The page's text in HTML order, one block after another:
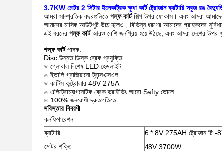
3.7KW মোটর 2 সিটার ইলেকট্রিক ক্ষুধা কার্ট ট্রোজান ব্যাটারি সবুজ রঙ
আমরা সাম্প্রতিক বছরগুলিতেগল্ফ কার্টশিল্প উপর ফোকাস। এবং আমরা আমাদের
আমাদের মাসিক আউটপুট উচ্চ হলেও
, বিভিন্ন ধরণের আমাদের গ্রাহকদের
এই ধরনের গল্ফ কার্টআরও বেশি জনপ্রিয় হয়ে উঠছে, এবং আমরা দেশের উপর
গল্ফ কার্টপালক:
Disc উন্নত ডিস্ক ব্রেক প্রযুক্তি
※ গ্লোবাল বিশেষ LED হেডলাইট
※ ইতালি গ্রাজিয়ানো ট্রান্সএক্সএল
※ কার্টিস কন্ট্রোলার 48V 275A
※ এলিট্রোম্যাগনেটিক ব্রেক ড্রাইভিং আরো Safty তোলে
※ 100% জলরোধী দ্রুতগতিতে
সবিস্তার বিবরণী
কনফিগারেশন
ব্যাটারি
6 * 8V 275AH ট্রোজান টি -
মোটর শক্তি
48V 3700W